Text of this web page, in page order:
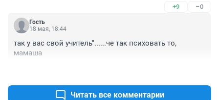
начала пихать свое несвормировавщееся как
умственно так и психологически чадо в кино.
+9 –0
Гость
18 мая, 18:44
так у вас свой учитель"......че так психовать то,
мамаша
Читать все комментарии